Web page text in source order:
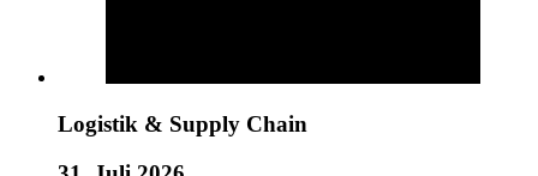
Logistik & Supply Chain